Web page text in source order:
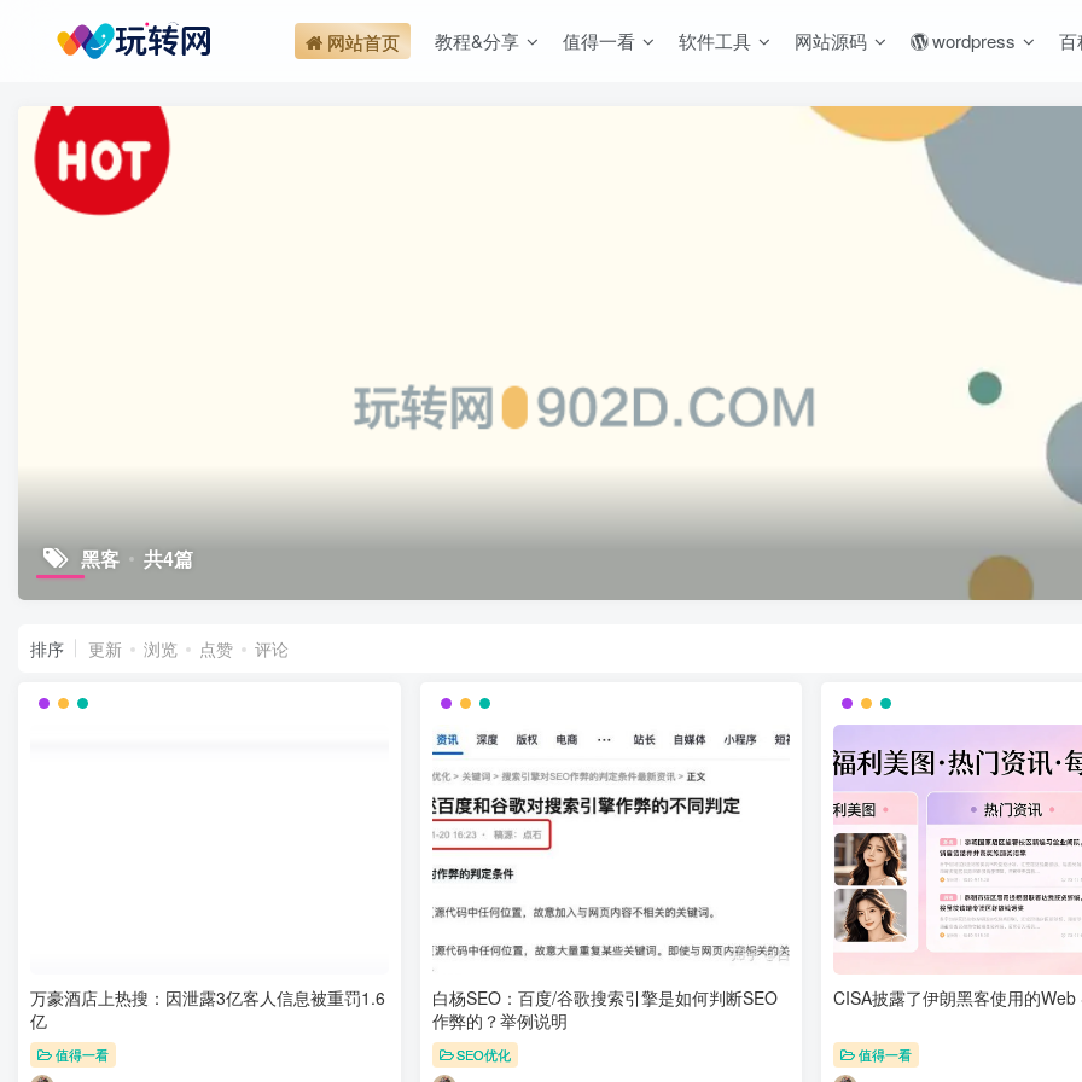
网站首页 教程&分享 值得一看 软件工具 网站源码 wordpress 百
黑客 共4篇
排序 更新 浏览 点赞 评论
万豪酒店上热搜：因泄露3亿客人信息被重罚1.6
亿
值得一看
白杨SEO：百度/谷歌搜索引擎是如何判断SEO
作弊的？举例说明
SEO优化
CISA披露了伊朗黑客使用的
值得一看